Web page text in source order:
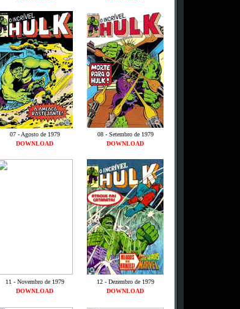
07 - Agosto de 1979
08 - Setembro de 1979
DOWNLOAD DOWNLOAD
11 - Novembro de 1979
12 - Dezembro de 1979
DOWNLOAD DOWNLOAD